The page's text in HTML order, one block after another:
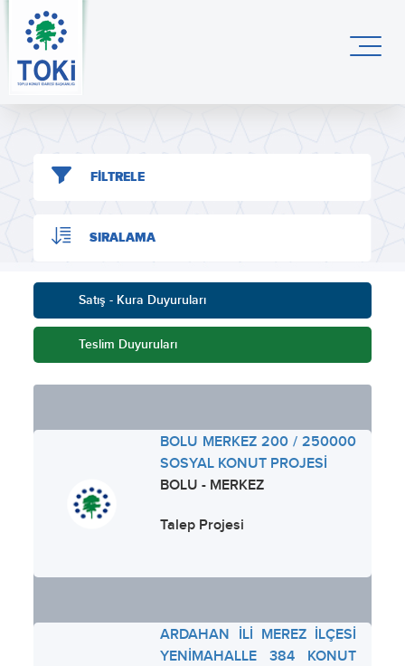
FİLTRELE
SIRALAMA
Satış - Kura Duyuruları
Teslim Duyuruları
BOLU MERKEZ 200 / 250000
SOSYAL KONUT PROJESİ
BOLU - MERKEZ
Talep Projesi
ARDAHAN İLİ MEREZ İLÇESİ
YENİMAHALLE 384 KONUT